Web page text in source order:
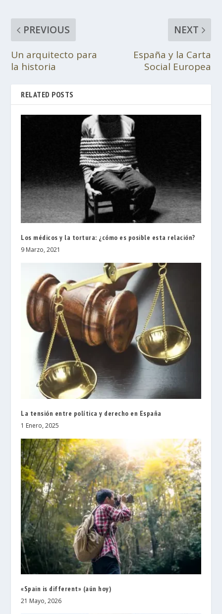
PREVIOUS
Un arquitecto para
la historia
NEXT
España y la Carta
Social Europea
RELATED POSTS
Los médicos y la tortura: ¿cómo es posible esta relación?
9 Marzo, 2021
La tensión entre política y derecho en España
1 Enero, 2025
«Spain is different» (aún hoy)
21 Mayo, 2026